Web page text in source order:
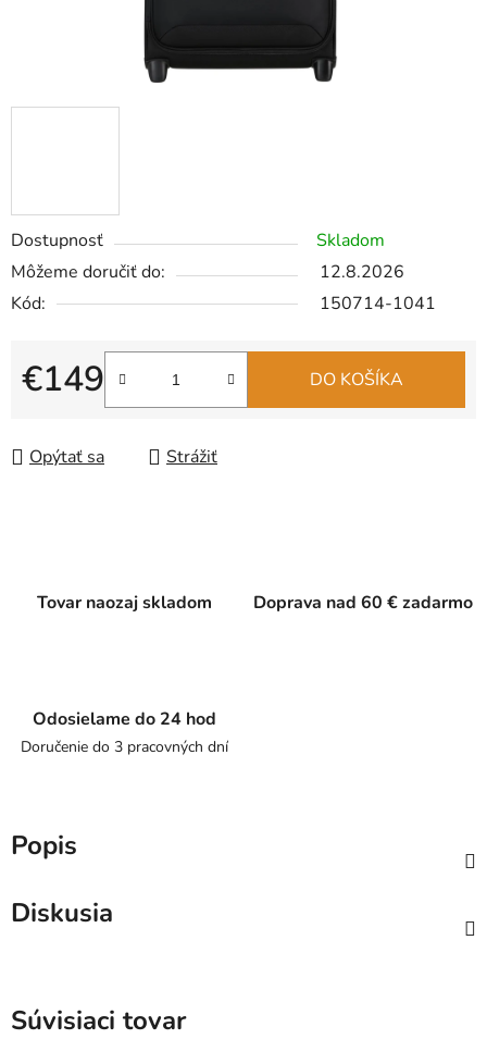
Dostupnosť
Skladom
Môžeme doručiť do:
12.8.2026
Kód:
150714-1041
€149
Jednotková cena:
DO KOŠÍKA
Opýtať sa Strážiť
Tovar naozaj skladom Doprava nad 60 € zadarmo
Odosielame do 24 hod
Doručenie do 3 pracovných dní
Popis
Diskusia
Súvisiaci tovar